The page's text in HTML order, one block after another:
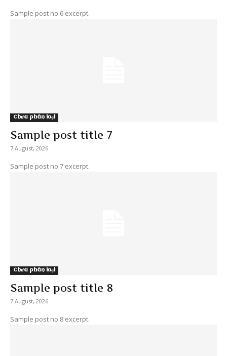
Sample post no 6 excerpt.
Chưa phân loại
Sample post title 7
7 August, 2026
Sample post no 7 excerpt.
Chưa phân loại
Sample post title 8
7 August, 2026
Sample post no 8 excerpt.